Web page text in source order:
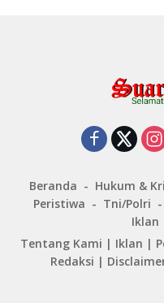
Beranda Hukum &
Peristiwa
Tni/Polri
Iklan
Tentang Kami | Iklan |
Redaksi |